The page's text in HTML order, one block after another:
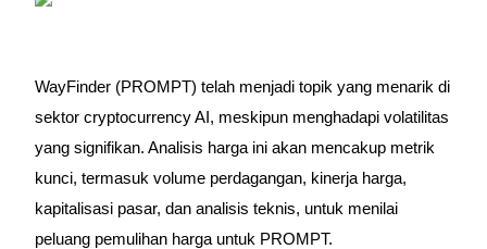
COIN-M Berjangka
Mata Uang Kripto Berjangka
WayFinder (PROMPT) telah menjadi topik yang menarik di
sektor cryptocurrency AI, meskipun menghadapi volatilitas
yang signifikan. Analisis harga ini akan mencakup metrik
kunci, termasuk volume perdagangan, kinerja harga,
kapitalisasi pasar, dan analisis teknis, untuk menilai
peluang pemulihan harga untuk PROMPT.